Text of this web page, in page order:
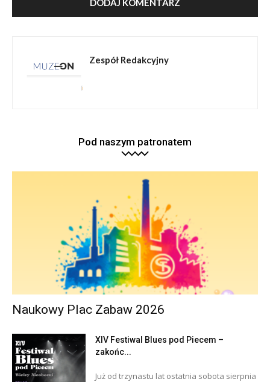
Zespół Redakcyjny
Pod naszym patronatem
Naukowy Plac Zabaw 2026
XIV Festiwal Blues pod Piecem –
zakońc...
Już od trzynastu lat ostatnia sobota sierpnia